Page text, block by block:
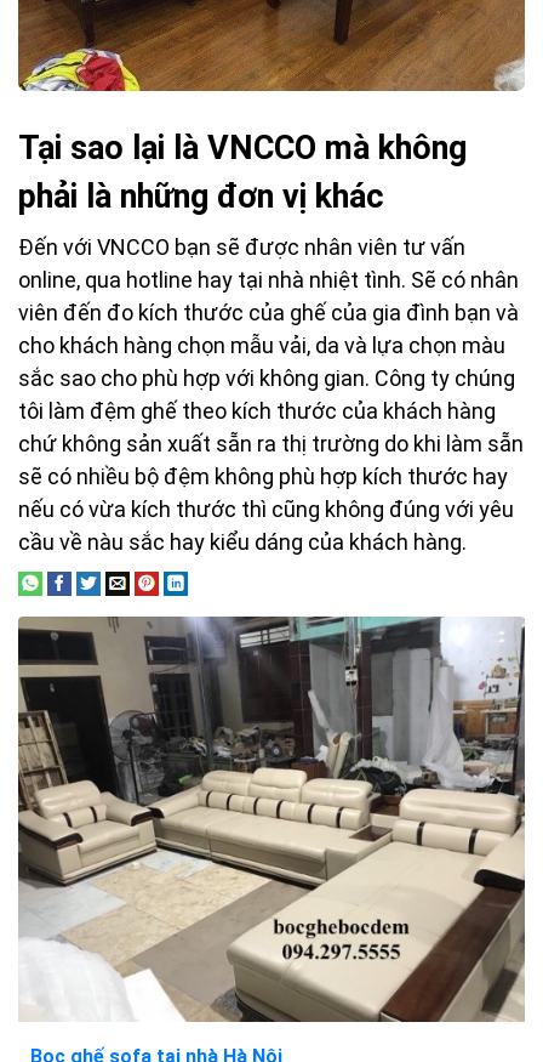
Tại sao lại là VNCCO mà không
phải là những đơn vị khác
Đến với VNCCO bạn sẽ được nhân viên tư vấn
online, qua hotline hay tại nhà nhiệt tình. Sẽ có nhân
viên đến đo kích thước của ghế của gia đình bạn và
cho khách hàng chọn mẫu vải, da và lựa chọn màu
sắc sao cho phù hợp với không gian. Công ty chúng
tôi làm đệm ghế theo kích thước của khách hàng
chứ không sản xuất sẵn ra thị trường do khi làm sẵn
sẽ có nhiều bộ đệm không phù hợp kích thước hay
nếu có vừa kích thước thì cũng không đúng với yêu
cầu về nàu sắc hay kiểu dáng của khách hàng.
Bọc ghế sofa tại nhà Hà Nội